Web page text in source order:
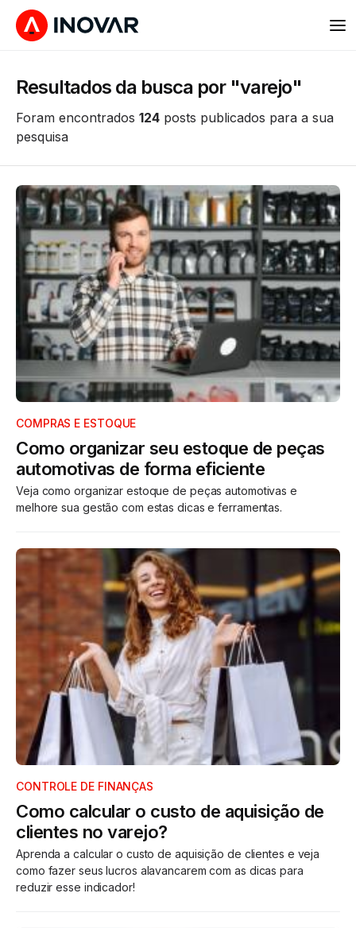
Resultados da busca por "varejo"
Foram encontrados 124 posts publicados para a sua
pesquisa
COMPRAS E ESTOQUE
Como organizar seu estoque de peças
automotivas de forma eficiente
Veja como organizar estoque de peças automotivas e
melhore sua gestão com estas dicas e ferramentas.
CONTROLE DE FINANÇAS
Como calcular o custo de aquisição de
clientes no varejo?
Aprenda a calcular o custo de aquisição de clientes e veja
como fazer seus lucros alavancarem com as dicas para
reduzir esse indicador!